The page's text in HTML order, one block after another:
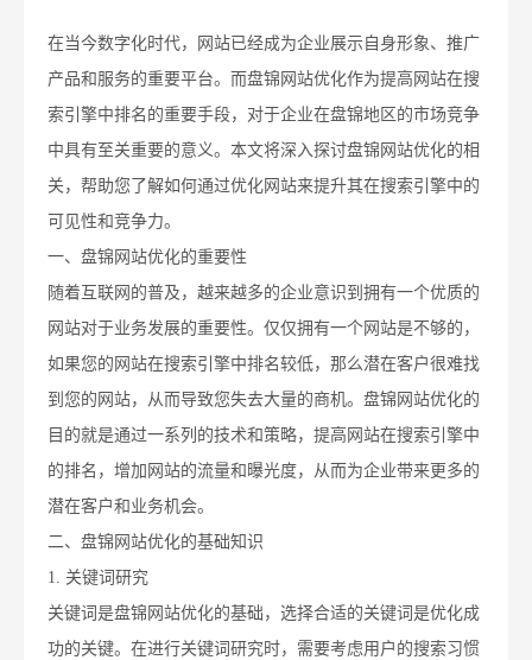
在当今数字化时代，网站已经成为企业展示自身形象、推广
产品和服务的重要平台。而盘锦网站优化作为提高网站在搜
索引擎中排名的重要手段，对于企业在盘锦地区的市场竞争
中具有至关重要的意义。本文将深入探讨盘锦网站优化的相
关，帮助您了解如何通过优化网站来提升其在搜索引擎中的
可见性和竞争力。
一、盘锦网站优化的重要性
随着互联网的普及，越来越多的企业意识到拥有一个优质的
网站对于业务发展的重要性。仅仅拥有一个网站是不够的，
如果您的网站在搜索引擎中排名较低，那么潜在客户很难找
到您的网站，从而导致您失去大量的商机。盘锦网站优化的
目的就是通过一系列的技术和策略，提高网站在搜索引擎中
的排名，增加网站的流量和曝光度，从而为企业带来更多的
潜在客户和业务机会。
二、盘锦网站优化的基础知识
1. 关键词研究
关键词是盘锦网站优化的基础，选择合适的关键词是优化成
功的关键。在进行关键词研究时，需要考虑用户的搜索习惯